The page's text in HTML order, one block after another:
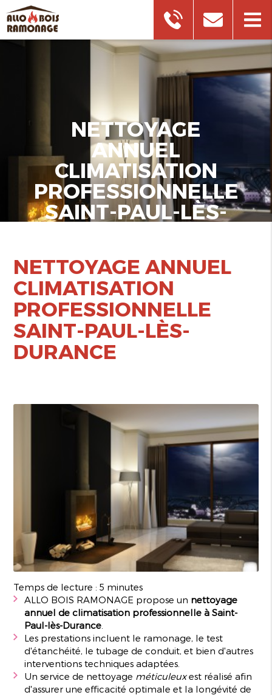
NETTOYAGE
ANNUEL
CLIMATISATION
PROFESSIONNELLE
SAINT-PAUL-LÈS-
NETTOYAGE ANNUEL
CLIMATISATION
PROFESSIONNELLE
SAINT-PAUL-LÈS-
DURANCE
Temps de lecture : 5 minutes
ALLO BOIS RAMONAGE propose un nettoyage
annuel de climatisation professionnelle à Saint-
Paul-lès-Durance
Les prestations incluent le ramonage, le test
d'étanchéité, le tubage de conduit, et bien d'autres
interventions techniques adaptées.
Un service de nettoyage méticuleuxest réalisé afin
d'assurer une efficacité optimale et la longévité de